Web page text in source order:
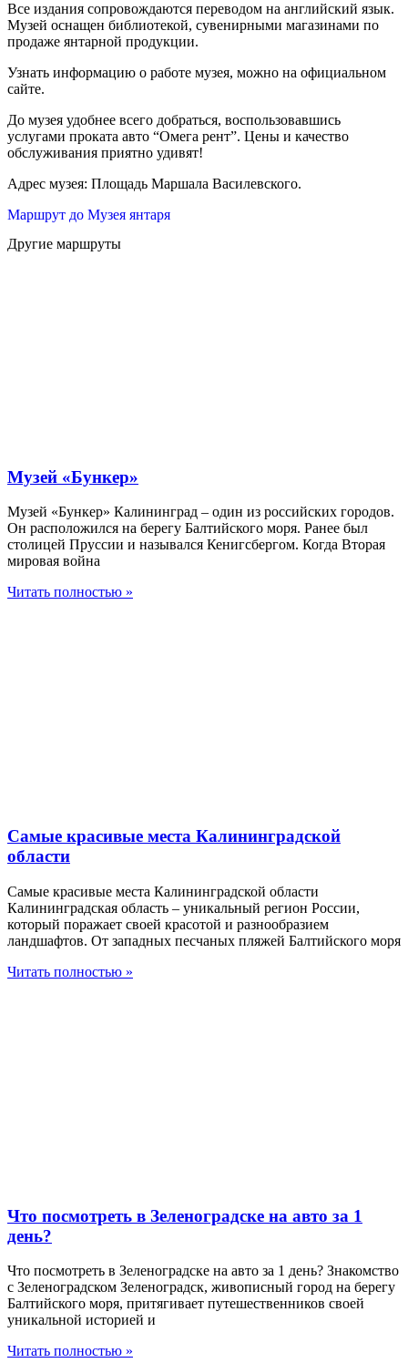
Все издания сопровождаются переводом на английский язык.
Музей оснащен библиотекой, сувенирными магазинами по
продаже янтарной продукции.
Узнать информацию о работе музея, можно на официальном
сайте.
До музея удобнее всего добраться, воспользовавшись
услугами проката авто “Омега рент”. Цены и качество
обслуживания приятно удивят!
Адрес музея: Площадь Маршала Василевского.
Маршрут до Музея янтаря
Другие маршруты
Музей «Бункер»
Музей «Бункер» Калининград – один из российских городов.
Он расположился на берегу Балтийского моря. Ранее был
столицей Пруссии и назывался Кенигсбергом. Когда Вторая
мировая война
Читать полностью »
Самые красивые места Калининградской
области
Самые красивые места Калининградской области
Калининградская область – уникальный регион России,
который поражает своей красотой и разнообразием
ландшафтов. От западных песчаных пляжей Балтийского моря
Читать полностью »
Что посмотреть в Зеленоградске на авто за 1
день?
Что посмотреть в Зеленоградске на авто за 1 день? Знакомство
с Зеленоградском Зеленоградск, живописный город на берегу
Балтийского моря, притягивает путешественников своей
уникальной историей и
Читать полностью »